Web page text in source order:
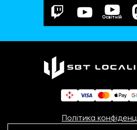
Освітній
Політика